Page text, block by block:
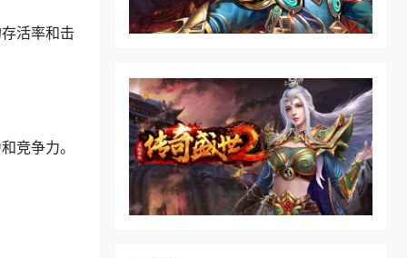
活率和击
竞争力。